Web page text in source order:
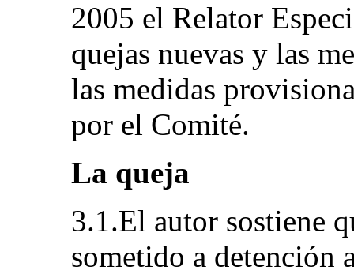
2005 el Relator
quejas nuevas y las
las medidas
por el Comité.
La queja
3.1.El autor sostiene
sometido a detención